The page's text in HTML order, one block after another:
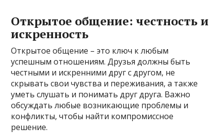
Открытое общение: честность и
искренность
Открытое общение – это ключ к любым
успешным отношениям. Друзья должны быть
честными и искренними друг с другом, не
скрывать свои чувства и переживания, а также
уметь слушать и понимать друг друга. Важно
обсуждать любые возникающие проблемы и
конфликты, чтобы найти компромиссное
решение.